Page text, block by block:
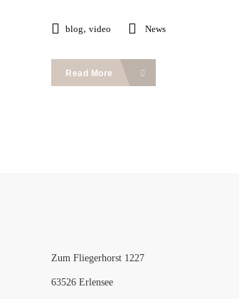
blog, video News
Read More
Zum Fliegerhorst 1227
63526 Erlensee